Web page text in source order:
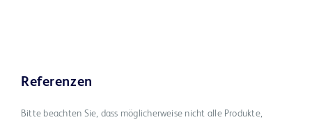
Referenzen
Bitte beachten Sie, dass möglicherweise nicht alle Produkte,